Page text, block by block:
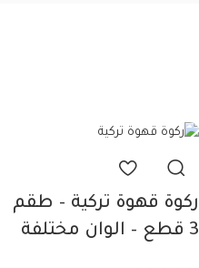
ركوة قهوة تركية – طقم
3 قطع – الوان مختلفة